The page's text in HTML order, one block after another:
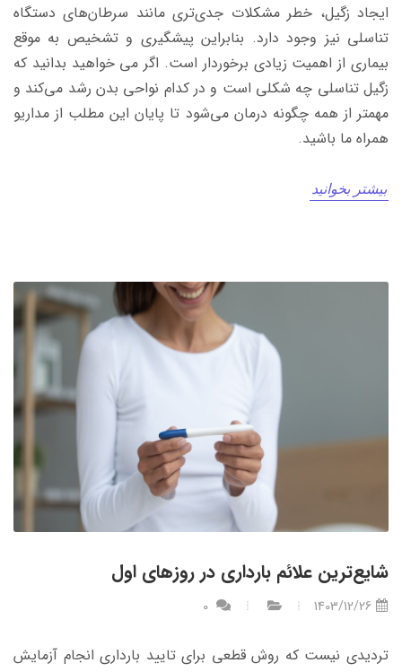
ایجاد زگیل، خطر مشکلات جدی‌تری مانند سرطان‌های دستگاه
تناسلی نیز وجود دارد. بنابراین پیشگیری و تشخیص به موقع
بیماری از اهمیت زیادی برخوردار است. اگر می خواهید بدانید که
زگیل تناسلی چه شکلی است و در کدام نواحی بدن رشد می‌کند و
مهمتر از همه چگونه درمان می‌شود تا پایان این مطلب از مداریو
همراه ما باشید.
بیشتر بخوانید
شایع‌ترین علائم بارداری در روزهای اول
1403/12/26
تردیدی نیست که روش قطعی برای تایید بارداری انجام آزمایش